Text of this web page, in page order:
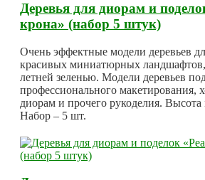
Деревья для диорам и
крона» (набор 5 штук)
Очень эффектные модели деревьев
красивых миниатюрных
летней зеленью. Модели деревьев
профессионального макетирования,
диорам и прочего рукоделия.
Набор – 5 шт.